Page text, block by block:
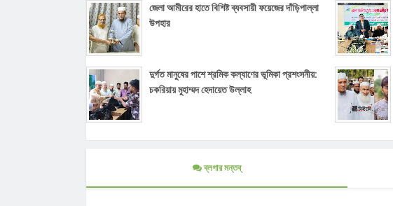
জেলা আমীরের হাতে বিশিষ্ট ব্যবসায়ী ফয়েজের দাঁড়িপাল্লা
উপহার
দুর্গত মানুষের পাশে শ্রমিক কল্যাণের ভূমিকা প্রশংসনীয়:
চকরিয়ায় মুহাম্মদ হেদায়েত উল্লাহ
ব্লগার মন্তব্